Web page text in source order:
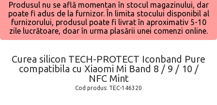
Produsul nu se află momentan în stocul magazinului, dar
poate fi adus de la furnizor. În limita stocului disponibil al
furnizorului, produsul poate fi livrat în aproximativ 5-10
zile lucrătoare, doar în urma plasării unei comenzi online.
Curea silicon TECH-PROTECT Iconband Pure
compatibila cu Xiaomi Mi Band 8 / 9 / 10 /
NFC Mint
Cod produs: TEC-146320